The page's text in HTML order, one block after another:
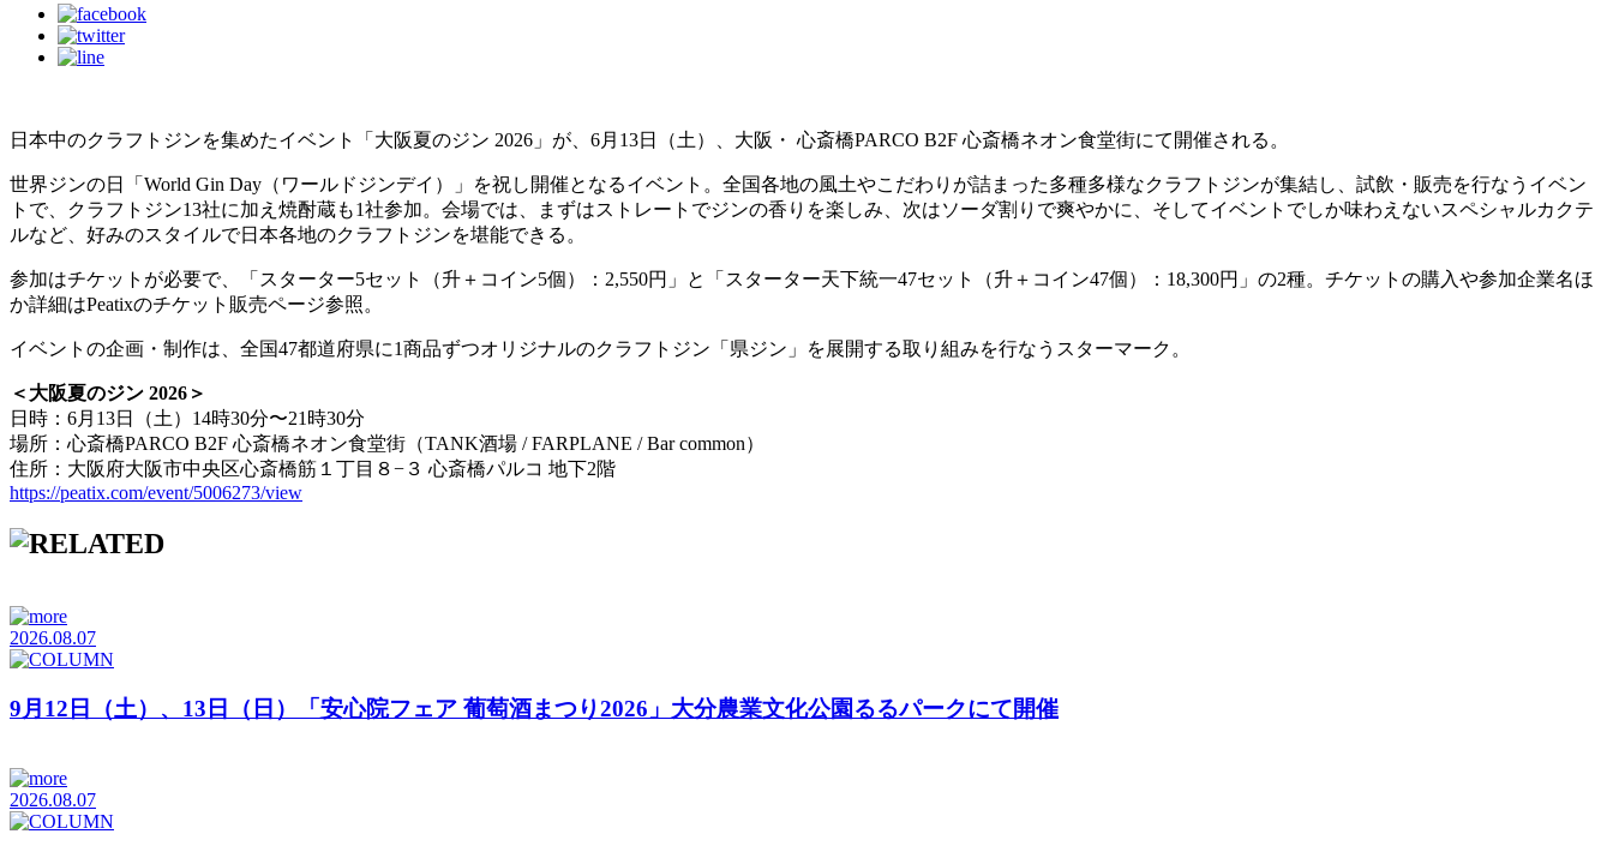
日本中のクラフトジンを集めたイベント「大阪夏のジン 2026」が、6月13日（土）、大阪・ 心斎橋PARCO B2F 心斎橋ネオン食堂街にて開催される。
世界ジンの日「World Gin Day（ワールドジンデイ）」を祝し開催となるイベント。全国各地の風土やこだわりが詰まった多種多様なクラフトジンが集結し、試飲・販売を行なうイベン
トで、クラフトジン13社に加え焼酎蔵も1社参加。会場では、まずはストレートでジンの香りを楽しみ、次はソーダ割りで爽やかに、そしてイベントでしか味わえないスペシャルカクテ
ルなど、好みのスタイルで日本各地のクラフトジンを堪能できる。
参加はチケットが必要で、「スターター5セット（升＋コイン5個）：2,550円」と「スターター天下統一47セット（升＋コイン47個）：18,300円」の2種。チケットの購入や参加企業名ほ
か詳細はPeatixのチケット販売ページ参照。
イベントの企画・制作は、全国47都道府県に1商品ずつオリジナルのクラフトジン「県ジン」を展開する取り組みを行なうスターマーク。
＜大阪夏のジン 2026＞
日時：6月13日（土）14時30分〜21時30分
場所：心斎橋PARCO B2F 心斎橋ネオン食堂街（TANK酒場 / FARPLANE / Bar common）
住所：大阪府大阪市中央区心斎橋筋１丁目８−３ 心斎橋パルコ 地下2階
https://peatix.com/event/5006273/view
2026.08.07
9月12日（土）、13日（日）「安心院フェア 葡萄酒まつり2026」大分農業文化公園るるパークにて開催
2026.08.07